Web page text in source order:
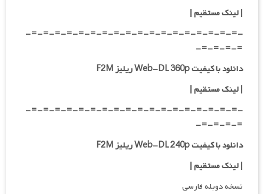
|لینک مستقیم|
-=-=-=-=-=-=-=-=-=-=-=-=-=-=-=-=-=-=-
=-=-=-=-
دانلود با کیفیت Web-DL 360p ریلیز F2M
| لینک مستقیم|
-=-=-=-=-=-=-=-=-=-=-=-=-=-=-=-=-=-=-
=-=-=-=-
دانلود با کیفیت Web-DL 240p ریلیز F2M
| لینک مستقیم|
نسخه دوبله فارسی